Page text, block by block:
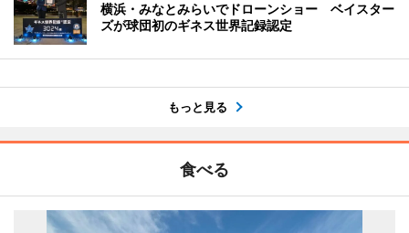
横浜・みなとみらいでドローンショー ベイスター
ズが球団初のギネス世界記録認定
もっと見る
食べる